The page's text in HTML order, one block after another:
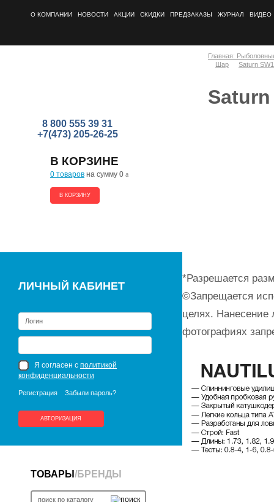
О КОМПАНИИ НОВОСТИ АКЦИИ СКИДКИ ПРЕДЗАКАЗЫ ЖУРНАЛ ВИДЕО
8 800 555 39 31
+7(473) 205-26-25
В КОРЗИНЕ
0 товаров на сумму 0 a
В КОРЗИНУ
ЛИЧНЫЙ КАБИНЕТ
Я согласен с политикой
конфиденциальности
Регистрация Забыли пароль?
АВТОРИЗАЦИЯ
ТОВАРЫ /БРЕНДЫ
Главная:
Шар
Saturn
Saturn
*Разрешается
©Запрещается
целях. Нанесение
фотографиях